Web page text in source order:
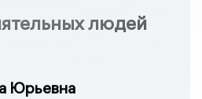
людей
Юрьевна